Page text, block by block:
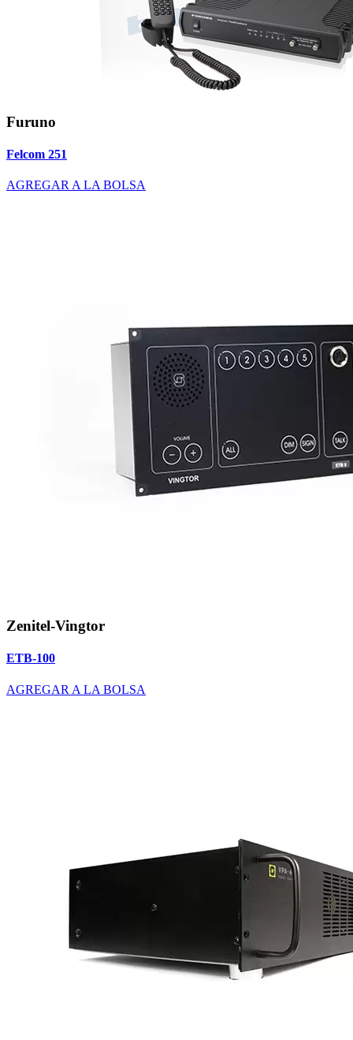
Furuno
Felcom 251
AGREGAR A LA BOLSA
Zenitel-Vingtor
ETB-100
AGREGAR A LA BOLSA